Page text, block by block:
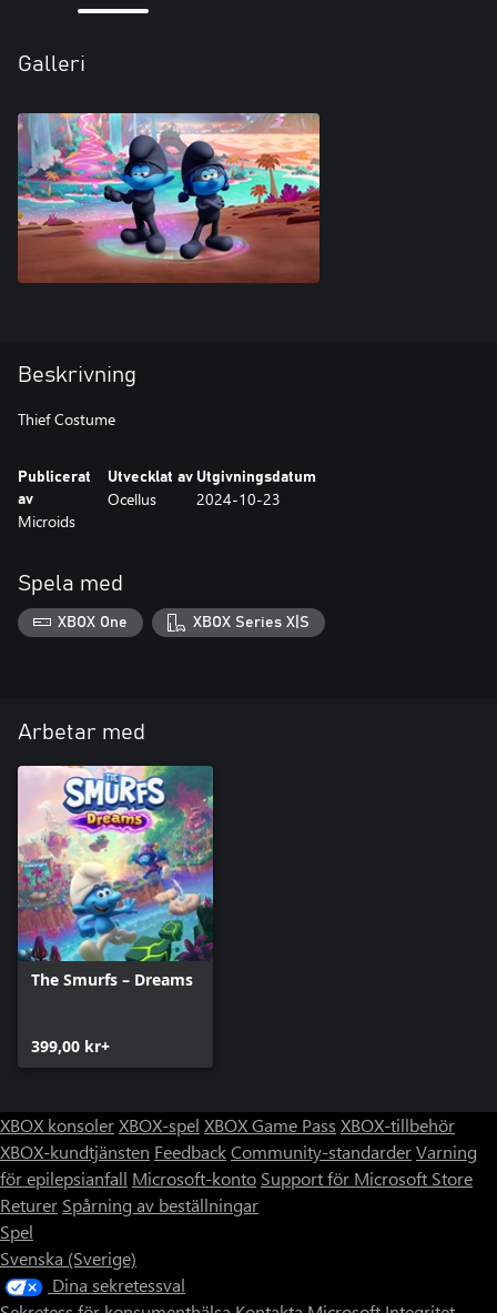
Galleri
Beskrivning
Thief Costume
Publicerat
av
Microids
Utvecklat av
Ocellus
Utgivningsdatum
2024-10-23
Spela med
XBOX One XBOX Series X|S
Arbetar med
The Smurfs – Dreams
399,00 kr+
XBOX konsolerXBOX-spel XBOX Game Pass XBOX-tillbehör
XBOX-kundtjänsten FeedbackCommunity-standarderVarning
för epilepsianfall Microsoft-konto Support för Microsoft Store
Returer Spårning av beställningar
Spel
Svenska (Sverige)
Dina sekretessval